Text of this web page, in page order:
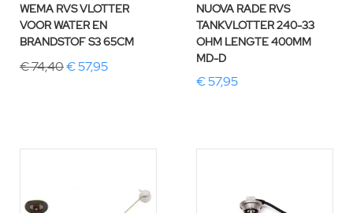
WEMA RVS VLOTTER
VOOR WATER EN
BRANDSTOF S3 65CM
€ 74,40€ 57,95
NUOVA RADE RVS
TANKVLOTTER 240-33
OHM LENGTE 400MM
MD-D
€ 57,95